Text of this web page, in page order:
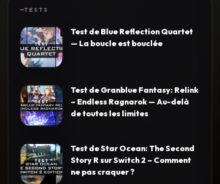
TESTS
Test de Blue Reflection Quartet
— La boucle est bouclée
Test de Granblue Fantasy: Relink
– Endless Ragnarok — Au-delà
de toutes les limites
Test de Star Ocean: The Second
Story R sur Switch 2 – Comment
ne pas craquer ?